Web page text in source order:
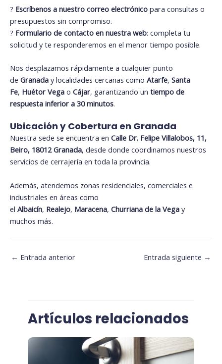
? Escríbenos a nuestro correo electrónico para consultas o
presupuestos sin compromiso.
? Formulario de contacto en nuestra web: completa tu
solicitud y te responderemos en el menor tiempo posible.
Nos desplazamos rápidamente a cualquier punto
de Granada y localidades cercanas como Atarfe, Santa
Fe, Huétor Vega o Cájar, garantizando un tiempo de
respuesta inferior a 30 minutos.
Ubicación y Cobertura en Granada
Nuestra sede se encuentra en Calle Dr. Felipe Villalobos, 11,
Beiro, 18012 Granada, desde donde coordinamos nuestros
servicios de cerrajería en toda la provincia.
Además, atendemos zonas residenciales, comerciales e
industriales en áreas como
el Albaicín, Realejo, Maracena, Churriana de la Vega y
muchos más.
← Entrada anterior Entrada siguiente →
Artículos relacionados